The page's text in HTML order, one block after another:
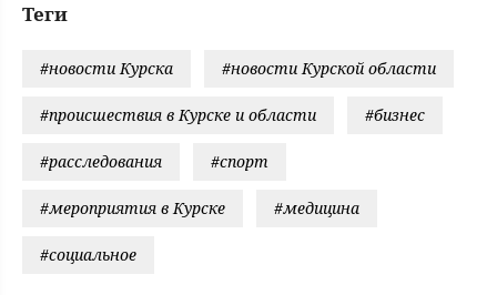
Теги
#новости Курска #новости Курской области
#происшествия в Курске и области #бизнес
#расследования #спорт
#мероприятия в Курске #медицина
#социальное